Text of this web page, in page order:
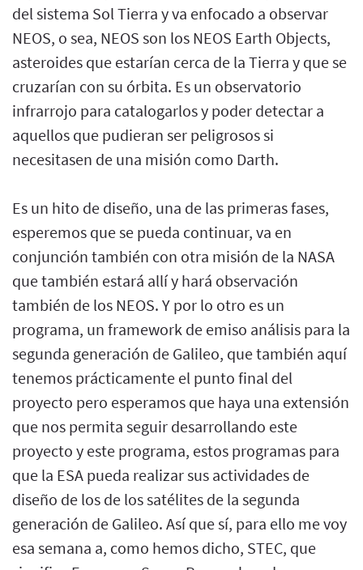
del sistema Sol Tierra y va enfocado a observar
NEOS, o sea, NEOS son los NEOS Earth Objects,
asteroides que estarían cerca de la Tierra y que se
cruzarían con su órbita. Es un observatorio
infrarrojo para catalogarlos y poder detectar a
aquellos que pudieran ser peligrosos si
necesitasen de una misión como Darth.
Es un hito de diseño, una de las primeras fases,
esperemos que se pueda continuar, va en
conjunción también con otra misión de la NASA
que también estará allí y hará observación
también de los NEOS. Y por lo otro es un
programa, un framework de emiso análisis para la
segunda generación de Galileo, que también aquí
tenemos prácticamente el punto final del
proyecto pero esperamos que haya una extensión
que nos permita seguir desarrollando este
proyecto y este programa, estos programas para
que la ESA pueda realizar sus actividades de
diseño de los de los satélites de la segunda
generación de Galileo. Así que sí, para ello me voy
esa semana a, como hemos dicho, STEC, que